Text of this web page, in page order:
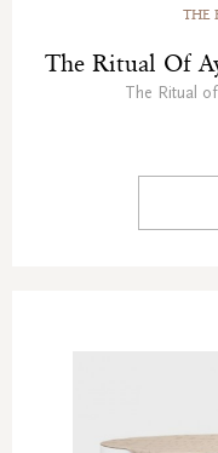
THE
The Ritual Of
The Ritual